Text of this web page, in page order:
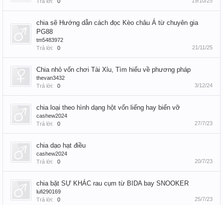
chia sẽ Hướng dẫn cách đọc Kèo châu Á từ chuyên gia
PG88
tm5483972
Trả lời:
0 21/11/25
Chia nhỏ vốn chơi Tài Xỉu, Tìm hiểu về phương pháp
thevan3432
Trả lời:
0 3/12/24
chia loại theo hình dạng hột vốn liếng hay biển vỡ
cashew2024
Trả lời:
0 27/7/23
chia dạo hạt điều
cashew2024
Trả lời:
0 20/7/23
chia bặt SỰ KHÁC rau cụm từ BIDA bay SNOOKER
lufi290169
Trả lời:
0 25/7/23